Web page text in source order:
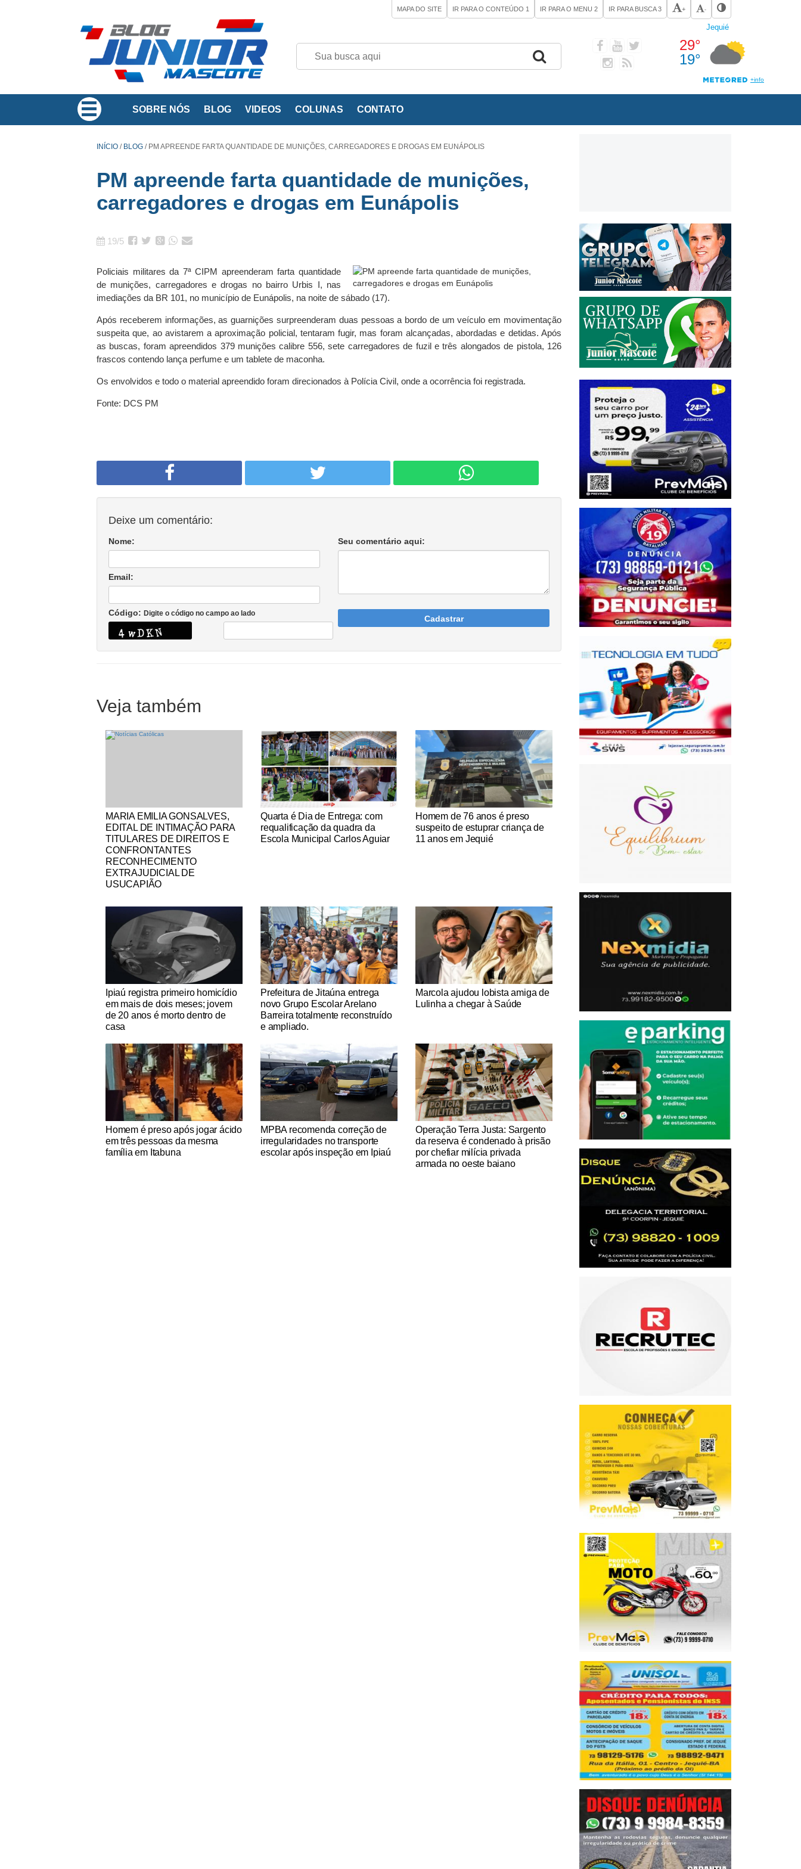
MAPA DO SITE IR PARA O CONTEÚDO 1 IR PARA O MENU 2 IR PARA BUSCA3 + -
SOBRE NÓS BLOG VIDEOS COLUNAS CONTATO
INÍCIO / BLOG /PM APREENDE FARTA QUANTIDADE DE MUNIÇÕES, CARREGADORES E DROGAS EM EUNÁPOLIS
PM apreende farta quantidade de munições,
carregadores e drogas em Eunápolis
19/5
Policiais militares da 7ª CIPM apreenderam farta quantidade
de munições, carregadores e drogas no bairro Urbis I, nas
imediações da BR 101, no município de Eunápolis, na noite de sábado (17).
Após receberem informações, as guarnições surpreenderam duas pessoas a bordo de um veículo em movimentação
suspeita que, ao avistarem a aproximação policial, tentaram fugir, mas foram alcançadas, abordadas e detidas. Após
as buscas, foram apreendidos 379 munições calibre 556, sete carregadores de fuzil e três alongados de pistola, 126
frascos contendo lança perfume e um tablete de maconha.
Os envolvidos e todo o material apreendido foram direcionados à Polícia Civil, onde a ocorrência foi registrada.
Fonte: DCS PM
Deixe um comentário:
Nome:
Email:
Código: Digite o código no campo ao lado
Seu comentário aqui:
Cadastrar
Veja também
Notícias Católicas
MARIA EMILIA GONSALVES,
EDITAL DE INTIMAÇÃO PARA
TITULARES DE DIREITOS E
CONFRONTANTES
RECONHECIMENTO
EXTRAJUDICIAL DE
USUCAPIÃO
Notícias Católicas
Quarta é Dia de Entrega: com
requalificação da quadra da
Escola Municipal Carlos Aguiar
Notícias Católicas
Homem de 76 anos é preso
suspeito de estuprar criança de
11 anos em Jequié
Notícias Católicas
Ipiaú registra primeiro homicídio
em mais de dois meses; jovem
de 20 anos é morto dentro de
casa
Notícias Católicas
Prefeitura de Jitaúna entrega
novo Grupo Escolar Arelano
Barreira totalmente reconstruído
e ampliado.
Notícias Católicas
Marcola ajudou lobista amiga de
Lulinha a chegar à Saúde
Notícias Católicas
Homem é preso após jogar ácido
em três pessoas da mesma
família em Itabuna
Notícias Católicas
MPBA recomenda correção de
irregularidades no transporte
escolar após inspeção em Ipiaú
Notícias Católicas
Operação Terra Justa: Sargento
da reserva é condenado à prisão
por chefiar milícia privada
armada no oeste baiano